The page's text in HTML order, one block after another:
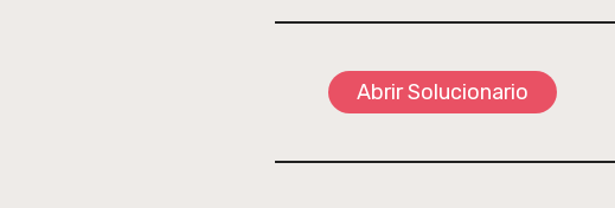
Abrir Solucionario